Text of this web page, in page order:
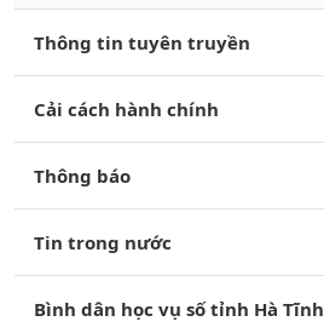
Thông tin tuyên truyền
Cải cách hành chính
Thông báo
Tin trong nước
Bình dân học vụ số tỉnh Hà Tĩnh